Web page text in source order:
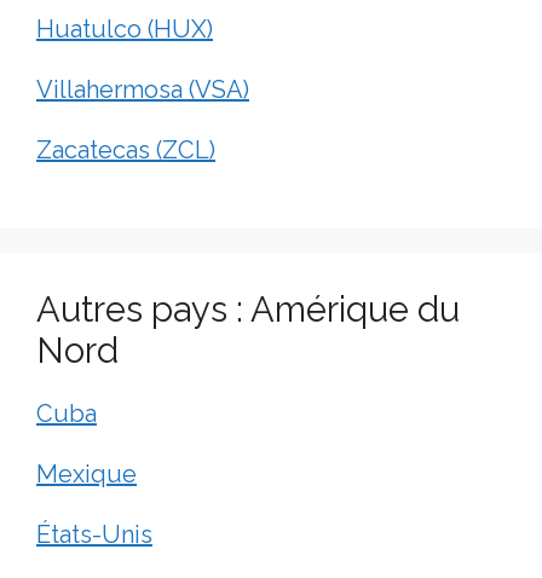
Huatulco (HUX)
Villahermosa (VSA)
Zacatecas (ZCL)
Autres pays : Amérique du
Nord
Cuba
Mexique
États-Unis